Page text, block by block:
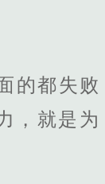
的都失败
，就是为